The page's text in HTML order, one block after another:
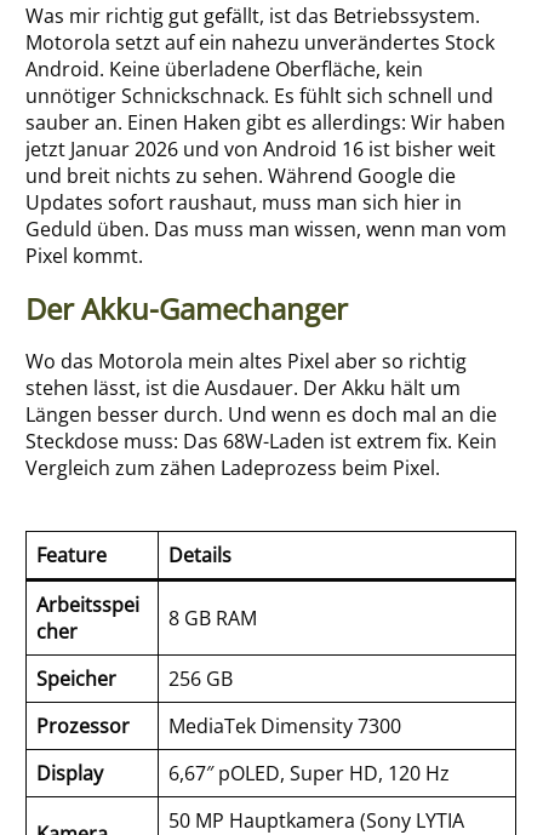
Was mir richtig gut gefällt, ist das Betriebssystem.
Motorola setzt auf ein nahezu unverändertes Stock
Android. Keine überladene Oberfläche, kein
unnötiger Schnickschnack. Es fühlt sich schnell und
sauber an. Einen Haken gibt es allerdings: Wir haben
jetzt Januar 2026 und von Android 16 ist bisher weit
und breit nichts zu sehen. Während Google die
Updates sofort raushaut, muss man sich hier in
Geduld üben. Das muss man wissen, wenn man vom
Pixel kommt.
Der Akku-Gamechanger
Wo das Motorola mein altes Pixel aber so richtig
stehen lässt, ist die Ausdauer. Der Akku hält um
Längen besser durch. Und wenn es doch mal an die
Steckdose muss: Das 68W-Laden ist extrem fix. Kein
Vergleich zum zähen Ladeprozess beim Pixel.
Feature
Details
Arbeitsspei
cher
8 GB RAM
Speicher
256 GB
Prozessor
MediaTek Dimensity 7300
Display
6,67″ pOLED, Super HD, 120 Hz
50 MP Hauptkamera (Sony LYTIA